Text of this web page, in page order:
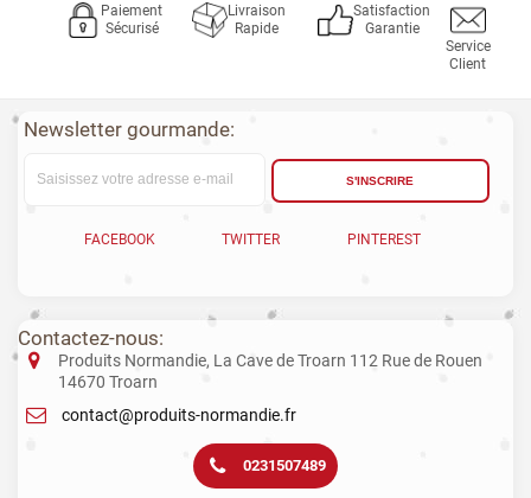
Paiement
Sécurisé
Livraison
Rapide
Satisfaction
Garantie
Service
Client
Newsletter gourmande:
S'INSCRIRE
FACEBOOK TWITTER PINTEREST
Contactez-nous:
Produits Normandie, La Cave de Troarn 112 Rue de Rouen
14670 Troarn
contact@produits-normandie.fr
0231507489